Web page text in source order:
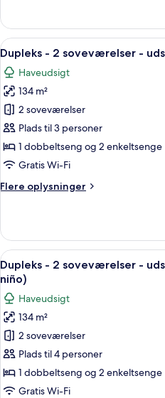
til
pool
(3
adultos
y
1
niño)
lejlighed
1
soveværelse
udsigt
til
pool
(3
adultos
y
Indlæs
alle
billeder
af
Dupleks
-
2
soveværelser
udsigt
(3
adultos)
25
Dupleks - 2 soveværelser -
Haveudsigt
134 m²
2 soveværelser
Plads til 3 personer
1 dobbeltseng og 2 enkeltsenge
Gratis Wi-Fi
Flere oplysninger
Flere
-
soveværelser
-
udsigt
til
have
(3
adultos)
Indlæs
alle
billeder
af
Dupleks
-
2
soveværelser
-
25
Dupleks - 2 soveværelser -
niño)
Haveudsigt
134 m²
2 soveværelser
Plads til 4 personer
1 dobbeltseng og 2 enkeltsenge
Gratis Wi-Fi